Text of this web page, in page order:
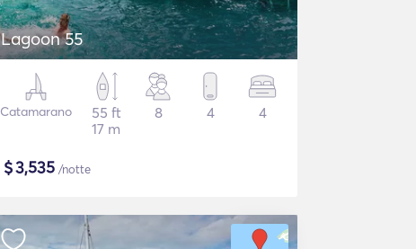
Lagoon 55
Catamarano
55 ft
17 m
8 4 4
$3,535 /notte